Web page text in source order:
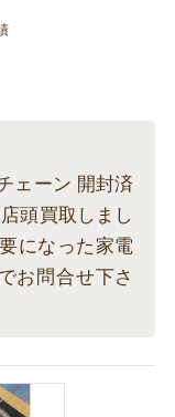
ェーン 開封済
頭買取しまし
になった家電
お問合せ下さ